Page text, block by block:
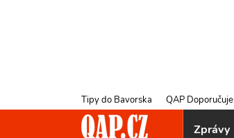
Tipy do Bavorska QAP Doporučuje
Zprávy